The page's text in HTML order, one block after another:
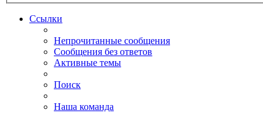
Ссылки
Непрочитанные сообщения
Сообщения без ответов
Активные темы
Поиск
Наша команда